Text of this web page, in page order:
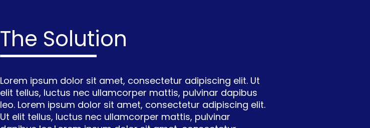
The Solution
Lorem ipsum dolor sit amet, consectetur adipiscing elit. Ut
elit tellus, luctus nec ullamcorper mattis, pulvinar dapibus
leo. Lorem ipsum dolor sit amet, consectetur adipiscing elit.
Ut elit tellus, luctus nec ullamcorper mattis, pulvinar